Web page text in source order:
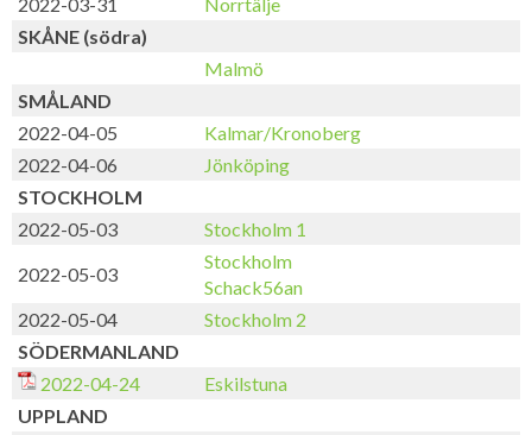
SKÅNE (södra)
Malmö
SMÅLAND
2022-04-05
Kalmar/Kronoberg
2022-04-06
Jönköping
STOCKHOLM
2022-05-03
Stockholm 1
2022-05-03
Stockholm
Schack56an
2022-05-04
Stockholm 2
SÖDERMANLAND
2022-04-24
Eskilstuna
UPPLAND